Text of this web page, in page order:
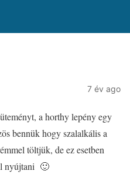
7 év ago
a horthy lepény egy
bennük hogy szalalkális a
töltjük, de ez esetben
nyújtani 🙂